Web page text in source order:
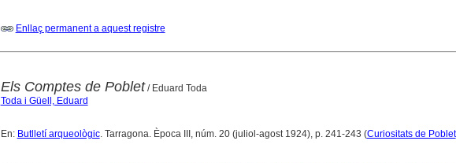
Enllaç permanent a aquest registre
Els Comptes de Poblet/ Eduard Toda
Toda i Güell, Eduard
En: Butlletí arqueològic. Tarragona. Època III, núm. 20 (juliol-agost 1924), p. 241-243 (Curiositats de Poblet